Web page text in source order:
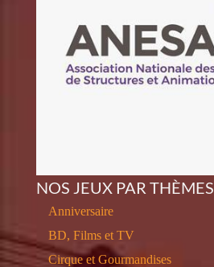
NOS JEUX PAR THÈMES
Anniversaire
BD, Films et TV
Cirque et Gourmandises